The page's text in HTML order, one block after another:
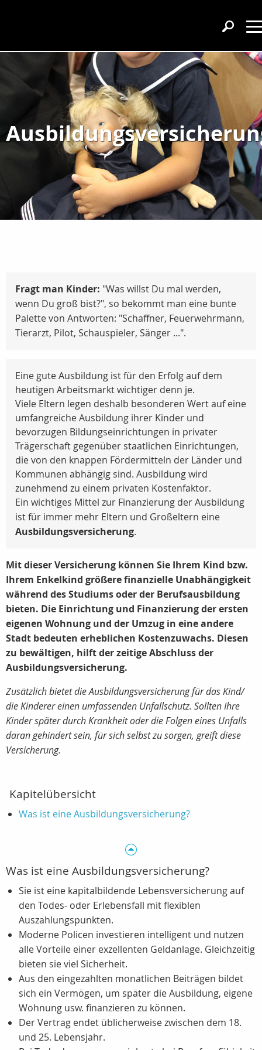
Fragt man Kinder: "Was willst Du mal werden,
wenn Du groß bist?", so bekommt man eine bunte
Palette von Antworten: "Schaffner, Feuerwehrmann,
Tierarzt, Pilot, Schauspieler, Sänger ...".
Eine gute Ausbildung ist für den Erfolg auf dem
heutigen Arbeitsmarkt wichtiger denn je.
Viele Eltern legen deshalb besonderen Wert auf eine
umfangreiche Ausbildung ihrer Kinder und
bevorzugen Bildungseinrichtungen in privater
Trägerschaft gegenüber staatlichen Einrichtungen,
die von den knappen Fördermitteln der Länder und
Kommunen abhängig sind. Ausbildung wird
zunehmend zu einem privaten Kostenfaktor.
Ein wichtiges Mittel zur Finanzierung der Ausbildung
ist für immer mehr Eltern und Großeltern eine
Ausbildungsversicherung.
Mit dieser Versicherung können Sie Ihrem Kind bzw.
Ihrem Enkelkind größere finanzielle Unabhängigkeit
während des Studiums oder der Berufsausbildung
bieten. Die Einrichtung und Finanzierung der ersten
eigenen Wohnung und der Umzug in eine andere
Stadt bedeuten erheblichen Kostenzuwachs. Diesen
zu bewältigen, hilft der zeitige Abschluss der
Ausbildungsversicherung.
Zusätzlich bietet die Ausbildungsversicherung für das Kind/
die Kinderer einen umfassenden Unfallschutz. Sollten Ihre
Kinder später durch Krankheit oder die Folgen eines Unfalls
daran gehindert sein, für sich selbst zu sorgen, greift diese
Versicherung.
Kapitelübersicht
Was ist eine Ausbildungsversicherung?
Was ist eine Ausbildungsversicherung?
Sie ist eine kapitalbildende Lebensversicherung auf
den Todes- oder Erlebensfall mit flexiblen
Auszahlungspunkten.
Moderne Policen investieren intelligent und nutzen
alle Vorteile einer exzellenten Geldanlage. Gleichzeitig
bieten sie viel Sicherheit.
Aus den eingezahlten monatlichen Beiträgen bildet
sich ein Vermögen, um später die Ausbildung, eigene
Wohnung usw. finanzieren zu können.
Der Vertrag endet üblicherweise zwischen dem 18.
und 25. Lebensjahr.